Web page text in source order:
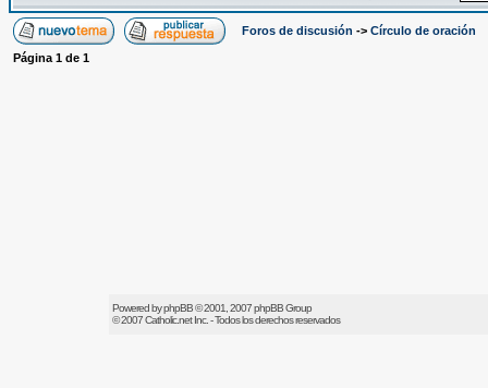
Foros de discusión -> Círculo de oración
Página 1 de 1
Powered byphpBB© 2001, 2007 phpBB Group
© 2007Catholic.netInc. - Todos los derechos reservados